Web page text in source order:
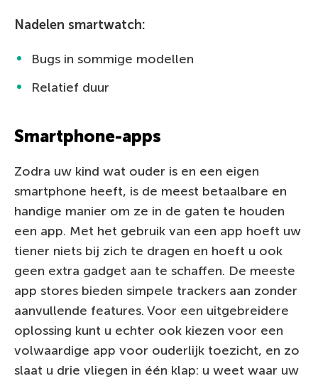
Nadelen smartwatch:
Bugs in sommige modellen
Relatief duur
Smartphone-apps
Zodra uw kind wat ouder is en een eigen
smartphone heeft, is de meest betaalbare en
handige manier om ze in de gaten te houden
een app. Met het gebruik van een app hoeft uw
tiener niets bij zich te dragen en hoeft u ook
geen extra gadget aan te schaffen. De meeste
app stores bieden simpele trackers aan zonder
aanvullende features. Voor een uitgebreidere
oplossing kunt u echter ook kiezen voor een
volwaardige app voor ouderlijk toezicht, en zo
slaat u drie vliegen in één klap: u weet waar uw